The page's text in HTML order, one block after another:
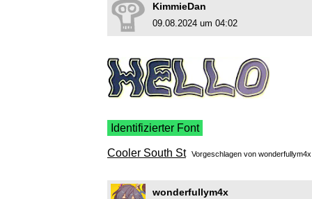
KimmieDan
09.08.2024 um 04:02
Identifizierter Font
Cooler South St Vorgeschlagen von wonderfullym4x
wonderfullym4x